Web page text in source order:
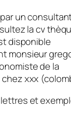
un
la cv
disponible
monsieur
de la
chez xxx